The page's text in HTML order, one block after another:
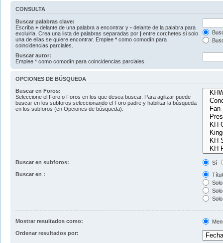
CONSULTA
Buscar palabras clave:
Escriba + delante de una palabra a encontrar y - delante de la palabra para
excluirla. Crea una lista de palabras separadas por | entre corchetes si solo
una de ellas se quiere encontrar. Emplee * como comodín para
coincidencias parciales.
Buscar autor:
Emplee * como comodín para coincidencias parciales.
OPCIONES DE BÚSQUEDA
Buscar en Foros:
Seleccione el Foro o Foros en los que desea buscar. Para agilizar puede
buscar en los subforos seleccionando el Foro padre y habilitar la búsqueda
en los subforos (en Opciones de búsqueda).
Buscar en subforos:
Sí
Buscar en :
Mostrar resultados como:
Ordenar resultados por: